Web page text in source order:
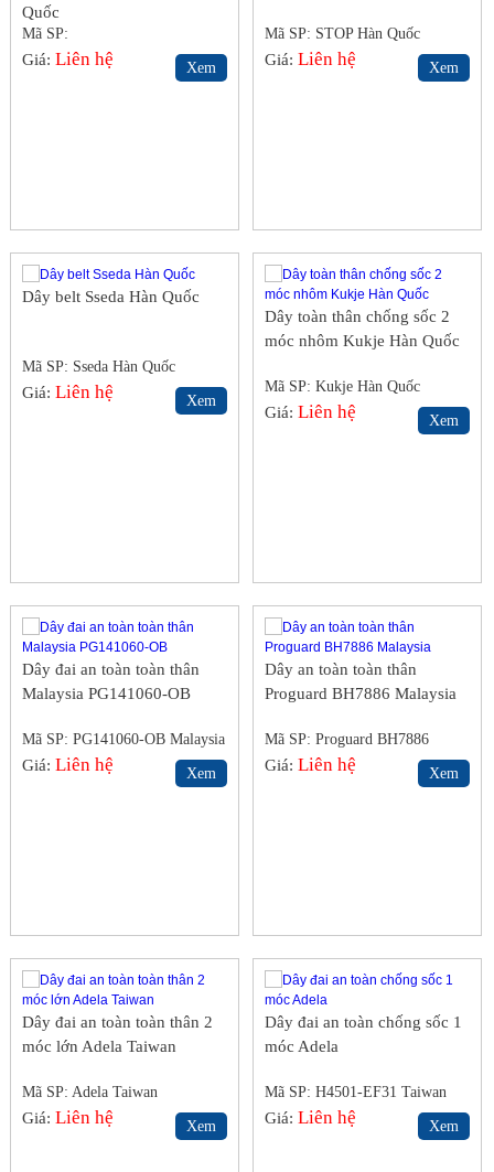
Quốc
Mã SP:
Giá:Liên hệ Xem
Mã SP: STOP Hàn Quốc
Giá:Liên hệ Xem
Dây belt Sseda Hàn Quốc
Mã SP: Sseda Hàn Quốc
Giá:Liên hệ Xem
Dây toàn thân chống sốc 2
móc nhôm Kukje Hàn Quốc
Mã SP: Kukje Hàn Quốc
Giá:Liên hệ Xem
Dây đai an toàn toàn thân
Malaysia PG141060-OB
Mã SP: PG141060-OB Malaysia
Giá:Liên hệ Xem
Dây an toàn toàn thân
Proguard BH7886 Malaysia
Mã SP: Proguard BH7886
Malaysia
Giá:Liên hệ Xem
Dây đai an toàn toàn thân 2
móc lớn Adela Taiwan
Mã SP: Adela Taiwan
Giá:Liên hệ Xem
Dây đai an toàn chống sốc 1
móc Adela
Mã SP: H4501-EF31 Taiwan
Giá:Liên hệ Xem